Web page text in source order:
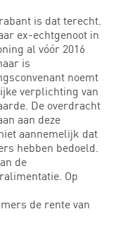
is dat terecht.
ex-echtgenoot in
al vóór 2016
is
noemt
verplichting van
De overdracht
aan deze
aannemelijk dat
hebben bedoeld.
de
Op
de rente van